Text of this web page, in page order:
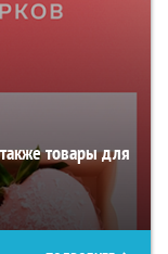
товары для